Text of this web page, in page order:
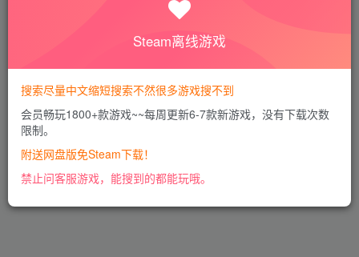
Steam离线游戏
搜索尽量中文缩短搜索不然很多游戏搜不到
会员畅玩1800+款游戏~~每周更新6-7款新游戏，没有下载次数
限制。
附送网盘版免Steam下载！
禁止问客服游戏，能搜到的都能玩哦。